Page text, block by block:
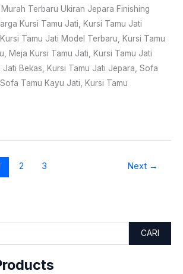
CARI
Terbaru Ukiran Jepara Finishing
Kursi Tamu Jati, Kursi Tamu Jati
Tamu Jati Model Terbaru, Kursi Tamu
Meja Kursi Tamu Jati, Kursi Tamu Jati
Jati Bekas, Kursi Tamu Jati Jepara, Sofa
Tamu Kayu Jati, Kursi Tamu
2 3 Next →